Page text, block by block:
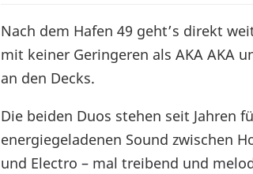
Nach dem Hafen 49 geht’s direkt
mit keiner Geringeren als AKA AKA
an den Decks.
Die beiden Duos stehen seit Jahren
energiegeladenen Sound zwischen
und Electro – mal treibend und